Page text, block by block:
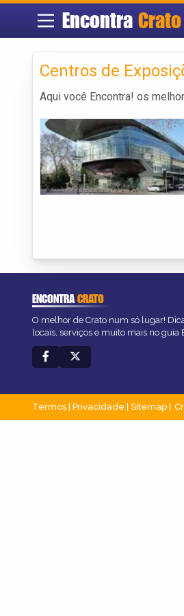
Encontra Crato
Centros de
Aqui você Encontra! os
ENCONTRACRATO
O melhor de Crato num só lugar!
locais, serviços e muito mais no guia
Termos Privacidade Sitemap